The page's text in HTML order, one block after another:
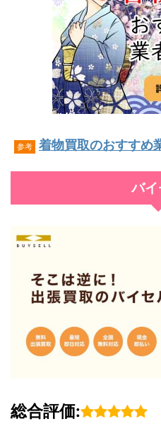
参考 着物買取のおすすめ
バ
総合評価: